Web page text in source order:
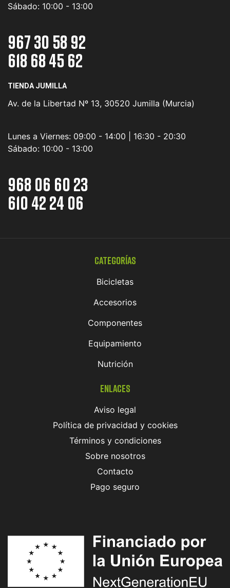
Sábado: 10:00 - 13:00
967 30 58 92
618 68 45 62
TIENDA JUMILLA
Av. de la Libertad Nº 13, 30520 Jumilla (Murcia)
Lunes a Viernes: 09:00 - 14:00 | 16:30 - 20:30
Sábado: 10:00 - 13:00
968 06 60 23
610 42 24 06
Categorías
Bicicletas
Accesorios
Componentes
Equipamiento
Nutrición
Enlaces
Aviso legal
Política de privacidad y cookies
Términos y condiciones
Sobre nosotros
Contacto
Pago seguro